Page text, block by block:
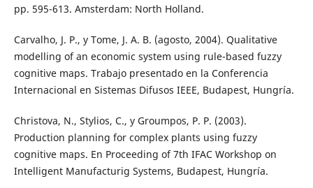
pp. 595-613. Amsterdam: North Holland.
Carvalho, J. P., y Tome, J. A. B. (agosto, 2004). Qualitative
modelling of an economic system using rule-based fuzzy
cognitive maps. Trabajo presentado en la Conferencia
Internacional en Sistemas Difusos IEEE, Budapest, Hungría.
Christova, N., Stylios, C., y Groumpos, P. P. (2003).
Production planning for complex plants using fuzzy
cognitive maps. En Proceeding of 7th IFAC Workshop on
Intelligent Manufacturig Systems, Budapest, Hungría.